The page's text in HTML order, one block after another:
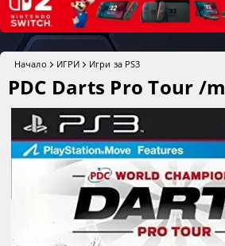
Начало ИГРИ Игри за PS3
PDC Darts Pro Tour /